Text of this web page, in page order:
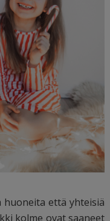
huoneita että yhteisiä
kolme ovat saaneet